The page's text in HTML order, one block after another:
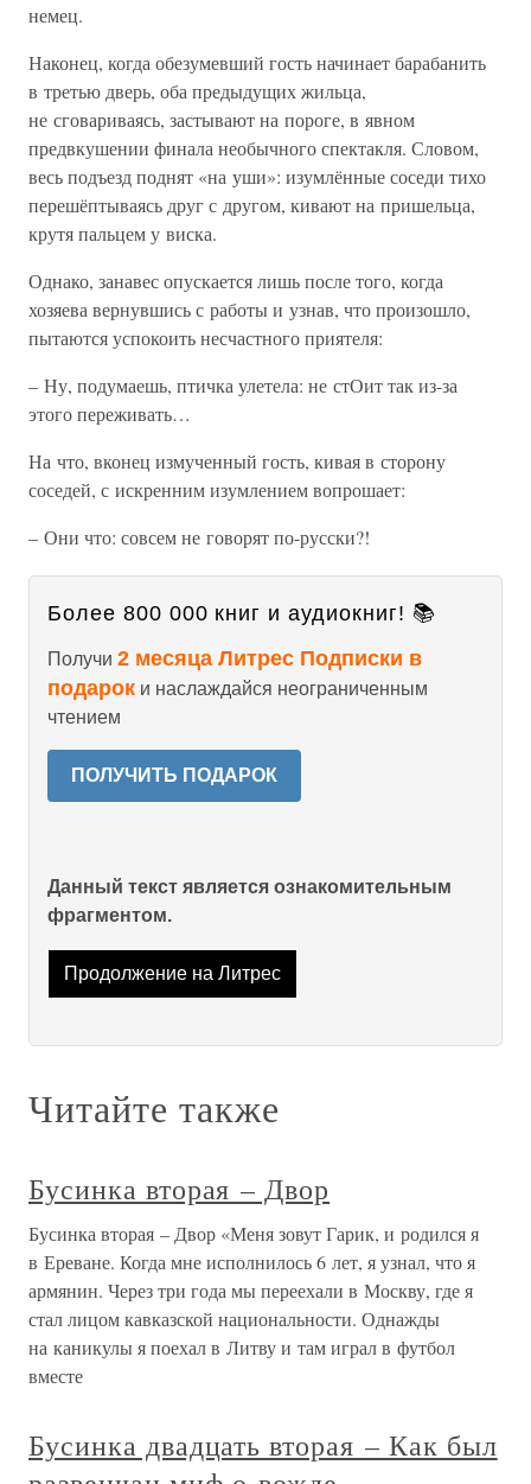
немец.
Наконец, когда обезумевший гость начинает барабанить
в третью дверь, оба предыдущих жильца,
не сговариваясь, застывают на пороге, в явном
предвкушении финала необычного спектакля. Словом,
весь подъезд поднят «на уши»: изумлённые соседи тихо
перешёптываясь друг с другом, кивают на пришельца,
крутя пальцем у виска.
Однако, занавес опускается лишь после того, когда
хозяева вернувшись с работы и узнав, что произошло,
пытаются успокоить несчастного приятеля:
– Ну, подумаешь, птичка улетела: не стОит так из-за
этого переживать…
На что, вконец измученный гость, кивая в сторону
соседей, с искренним изумлением вопрошает:
– Они что: совсем не говорят по-русски?!
Более 800 000 книг и аудиокниг! 📚
Получи 2 месяца Литрес Подписки в
подарок и наслаждайся неограниченным
чтением
ПОЛУЧИТЬ ПОДАРОК
Данный текст является ознакомительным
фрагментом.
Продолжение на Литрес
Читайте также
Бусинка вторая – Двор
Бусинка вторая – Двор «Меня зовут Гарик, и родился я
в Ереване. Когда мне исполнилось 6 лет, я узнал, что я
армянин. Через три года мы переехали в Москву, где я
стал лицом кавказской национальности. Однажды
на каникулы я поехал в Литву и там играл в футбол
вместе
Бусинка двадцать вторая – Как был